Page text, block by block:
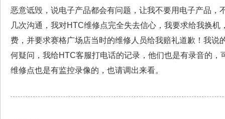
恶意诋毁，说电子产品都会有问题，让我不要用电子产品，
几次沟通，我对HTC维修点完全失去信心，我要求给我换机
费，并要求赛格广场店当时的维修人员给我赔礼道歉！我说
何疑问，我给HTC客服打电话的记录，他们也是有录音的，
维修点也是有监控录像的，也请调出来看。